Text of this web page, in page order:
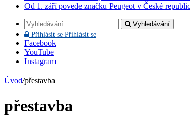
Od 1. září povede značku Peugeot v České
Vyhledávání
Přihlásit se Přihlásit se
Facebook
YouTube
Instagram
Úvod/přestavba
přestavba